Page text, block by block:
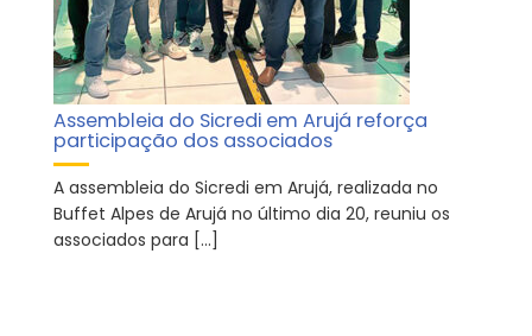
Assembleia do Sicredi em Arujá reforça
participação dos associados
A assembleia do Sicredi em Arujá, realizada no
Buffet Alpes de Arujá no último dia 20, reuniu os
associados para […]